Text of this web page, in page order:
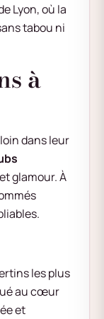
Lyon, où la
tabou ni
à
dans leur
glamour. À
les plus
au cœur
et